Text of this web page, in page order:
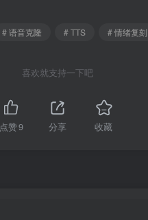
# 语音克隆 # TTS # 情绪复刻
喜欢就支持一下吧
点赞9 分享 收藏